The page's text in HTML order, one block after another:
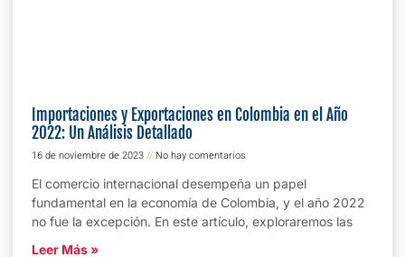
Importaciones y Exportaciones en Colombia en el Año
2022: Un Análisis Detallado
16 de noviembre de 2023
No hay comentarios
El comercio internacional desempeña un papel
fundamental en la economía de Colombia, y el año 2022
no fue la excepción. En este artículo, exploraremos las
Leer Más »